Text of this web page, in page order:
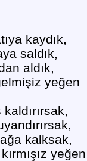
kaydık,
saldık,
aldık,
yeğen
kalksak,
yeğen